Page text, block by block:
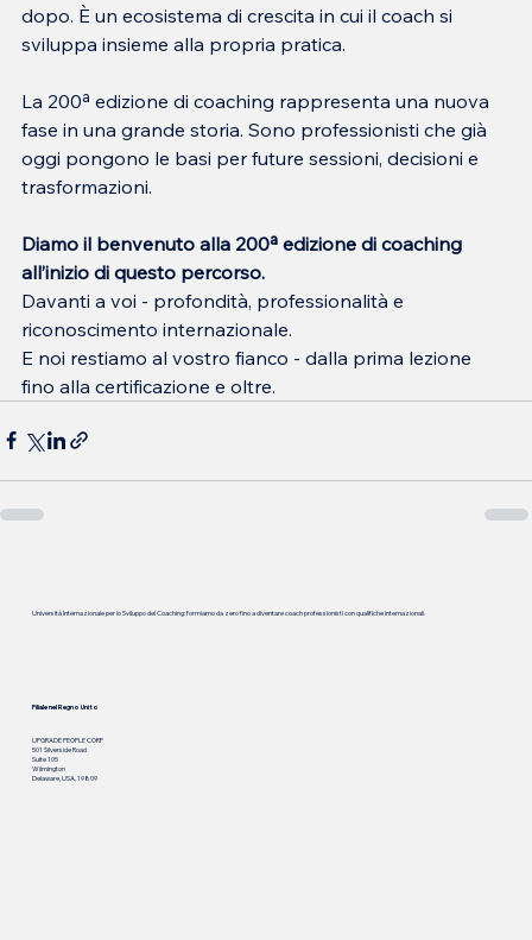
dopo. È un ecosistema di crescita in cui il coach si
sviluppa insieme alla propria pratica.
La 200ª edizione di coaching rappresenta una nuova
fase in una grande storia. Sono professionisti che già
oggi pongono le basi per future sessioni, decisioni e
trasformazioni.
Diamo il benvenuto alla 200ª edizione di coaching
all’inizio di questo percorso.
Davanti a voi - profondità, professionalità e
riconoscimento internazionale.
E noi restiamo al vostro fianco - dalla prima lezione
fino alla certificazione e oltre.
Università Internazionale per lo Sviluppo del Coaching: formiamo da zero fino a diventare coach professionisti con qualifiche internazionali.
Filiale nel Regno Unito
UPGRADE PEOPLE CORP
501 Silverside Road
Suite 105
Wilmington
Delaware, USA, 19809